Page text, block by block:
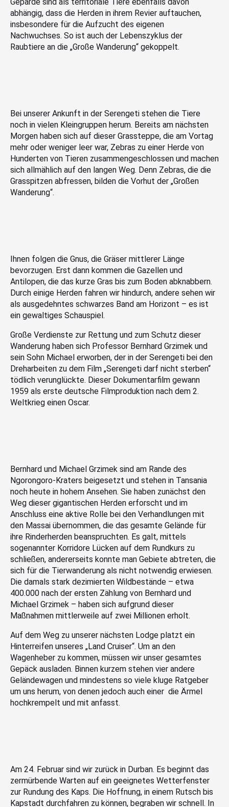
abhängig, dass die Herden in ihrem Revier auftauchen,
insbesondere für die Aufzucht des eigenen
Nachwuchses. So ist auch der Lebenszyklus der
Raubtiere an die „Große Wanderung“ gekoppelt.
Bei unserer Ankunft in der Serengeti stehen die Tiere
noch in vielen Kleingruppen herum. Bereits am nächsten
Morgen haben sich auf dieser Grassteppe, die am Vortag
mehr oder weniger leer war, Zebras zu einer Herde von
Hunderten von Tieren zusammengeschlossen und machen
sich allmählich auf den langen Weg. Denn Zebras, die die
Grasspitzen abfressen, bilden die Vorhut der „Großen
Wanderung“.
Ihnen folgen die Gnus, die Gräser mittlerer Länge
bevorzugen. Erst dann kommen die Gazellen und
Antilopen, die das kurze Gras bis zum Boden abknabbern.
Durch einige Herden fahren wir hindurch, andere sehen wir
als ausgedehntes schwarzes Band am Horizont – es ist
ein gewaltiges Schauspiel.
Große Verdienste zur Rettung und zum Schutz dieser
Wanderung haben sich Professor Bernhard Grzimek und
sein Sohn Michael erworben, der in der Serengeti bei den
Dreharbeiten zu dem Film „Serengeti darf nicht sterben“
tödlich verunglückte. Dieser Dokumentarfilm gewann
1959 als erste deutsche Filmproduktion nach dem 2.
Weltkrieg einen Oscar.
Bernhard und Michael Grzimek sind am Rande des
Ngorongoro-Kraters beigesetzt und stehen in Tansania
noch heute in hohem Ansehen. Sie haben zunächst den
Weg dieser gigantischen Herden erforscht und im
Anschluss eine aktive Rolle bei den Verhandlungen mit
den Massai übernommen, die das gesamte Gelände für
ihre Rinderherden beanspruchten. Es galt, mittels
sogenannter Korridore Lücken auf dem Rundkurs zu
schließen, andererseits konnte man Gebiete abtreten, die
sich für die Tierwanderung als nicht notwendig erwiesen.
Die damals stark dezimierten Wildbestände – etwa
400.000 nach der ersten Zählung von Bernhard und
Michael Grzimek – haben sich aufgrund dieser
Maßnahmen mittlerweile auf zwei Millionen erholt.
Auf dem Weg zu unserer nächsten Lodge platzt ein
Hinterreifen unseres „Land Cruiser“. Um an den
Wagenheber zu kommen, müssen wir unser gesamtes
Gepäck ausladen. Binnen kurzem stehen vier andere
Geländewagen und mindestens so viele kluge Ratgeber
um uns herum, von denen jedoch auch einer die Ärmel
hochkrempelt und mit anfasst.
Am 24. Februar sind wir zurück in Durban. Es beginnt das
zermürbende Warten auf ein geeignetes Wetterfenster
zur Rundung des Kaps. Die Hoffnung, in einem Rutsch bis
Kapstadt durchfahren zu können, begraben wir schnell. In